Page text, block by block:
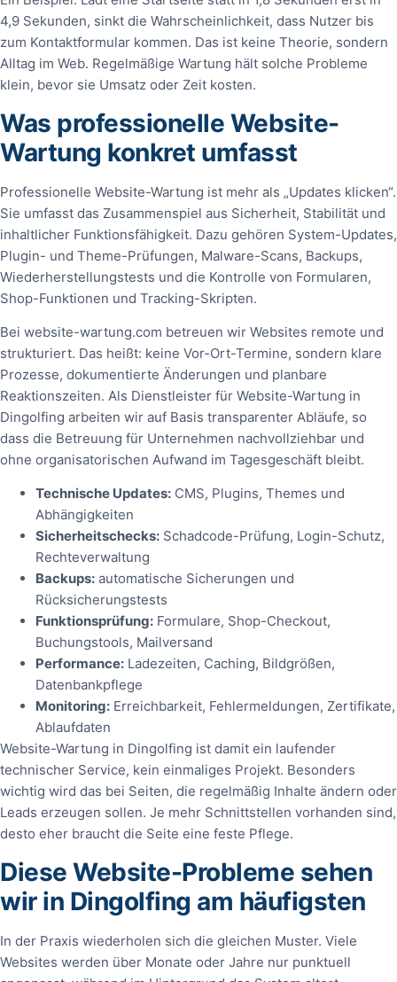
4,9 Sekunden, sinkt die Wahrscheinlichkeit, dass Nutzer bis
zum Kontaktformular kommen. Das ist keine Theorie, sondern
Alltag im Web. Regelmäßige Wartung hält solche Probleme
klein, bevor sie Umsatz oder Zeit kosten.
Was professionelle Website-
Wartung konkret umfasst
Professionelle Website-Wartung ist mehr als „Updates klicken“.
Sie umfasst das Zusammenspiel aus Sicherheit, Stabilität und
inhaltlicher Funktionsfähigkeit. Dazu gehören System-Updates,
Plugin- und Theme-Prüfungen, Malware-Scans, Backups,
Wiederherstellungstests und die Kontrolle von Formularen,
Shop-Funktionen und Tracking-Skripten.
Bei website-wartung.com betreuen wir Websites remote und
strukturiert. Das heißt: keine Vor-Ort-Termine, sondern klare
Prozesse, dokumentierte Änderungen und planbare
Reaktionszeiten. Als Dienstleister für Website-Wartung in
Dingolfing arbeiten wir auf Basis transparenter Abläufe, so
dass die Betreuung für Unternehmen nachvollziehbar und
ohne organisatorischen Aufwand im Tagesgeschäft bleibt.
Technische Updates: CMS, Plugins, Themes und
Abhängigkeiten
Sicherheitschecks: Schadcode-Prüfung, Login-Schutz,
Rechteverwaltung
Backups: automatische Sicherungen und
Rücksicherungstests
Funktionsprüfung: Formulare, Shop-Checkout,
Buchungstools, Mailversand
Performance: Ladezeiten, Caching, Bildgrößen,
Datenbankpflege
Monitoring: Erreichbarkeit, Fehlermeldungen, Zertifikate,
Ablaufdaten
Website-Wartung in Dingolfing ist damit ein laufender
technischer Service, kein einmaliges Projekt. Besonders
wichtig wird das bei Seiten, die regelmäßig Inhalte ändern oder
Leads erzeugen sollen. Je mehr Schnittstellen vorhanden sind,
desto eher braucht die Seite eine feste Pflege.
Diese Website-Probleme sehen
wir in Dingolfing am häufigsten
In der Praxis wiederholen sich die gleichen Muster. Viele
Websites werden über Monate oder Jahre nur punktuell